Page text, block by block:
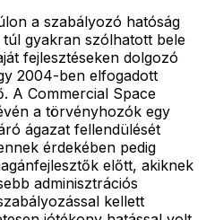
a szabályozó hatóság
gyakran szólhatott bele
fejlesztéseken dolgozó
2004-ben elfogadott
A Commercial Space
a törvényhozók egy
ágazat fellendülését
érdekében pedig
előtt, akiknek
adminisztrációs
kellett